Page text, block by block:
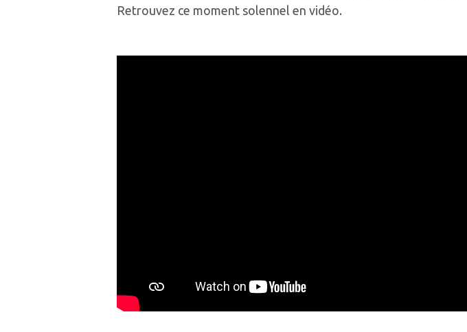
Retrouvez ce moment solennel en vidéo.